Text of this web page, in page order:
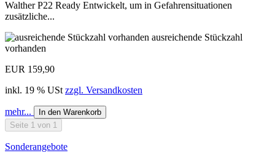
Walther P22 Ready Entwickelt, um in Gefahrensituationen
zusätzliche...
ausreichende Stückzahl
vorhanden
EUR 159,90
inkl. 19 % USt zzgl. Versandkosten
mehr...
In den Warenkorb
Seite 1 von 1
Sonderangebote